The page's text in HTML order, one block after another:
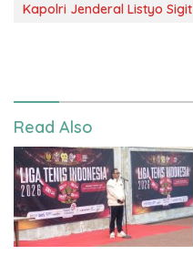
Kapolri Jenderal Listyo Sigit
Read Also